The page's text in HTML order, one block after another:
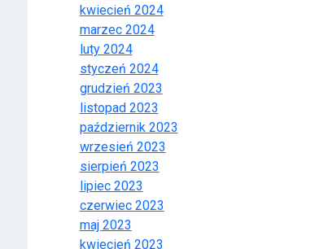
kwiecień 2024
marzec 2024
luty 2024
styczeń 2024
grudzień 2023
listopad 2023
październik 2023
wrzesień 2023
sierpień 2023
lipiec 2023
czerwiec 2023
maj 2023
kwiecień 2023